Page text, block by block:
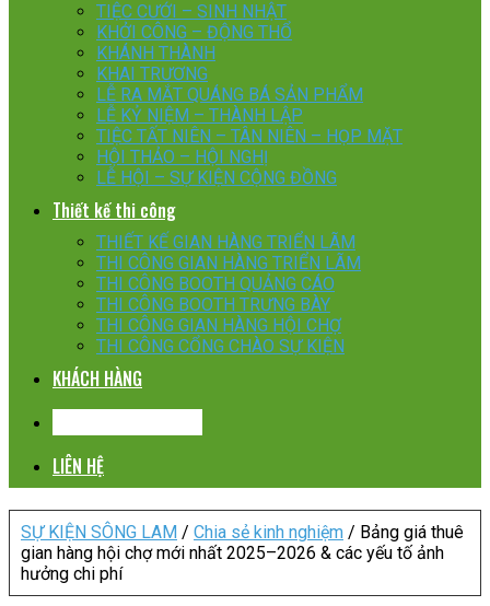
TIỆC CƯỚI – SINH NHẬT
KHỞI CÔNG – ĐỘNG THỔ
KHÁNH THÀNH
KHAI TRƯƠNG
LỄ RA MẮT QUÁNG BÁ SẢN PHẨM
LỄ KỶ NIỆM – THÀNH LẬP
TIỆC TẤT NIÊN – TÂN NIÊN – HỌP MẶT
HỘI THẢO – HỘI NGHỊ
LỄ HỘI – SỰ KIỆN CỘNG ĐỒNG
Thiết kế thi công
THIẾT KẾ GIAN HÀNG TRIỂN LÃM
THI CÔNG GIAN HÀNG TRIỂN LÃM
THI CÔNG BOOTH QUẢNG CÁO
THI CÔNG BOOTH TRƯNG BÀY
THI CÔNG GIAN HÀNG HỘI CHỢ
THI CÔNG CỔNG CHÀO SỰ KIỆN
KHÁCH HÀNG
LIÊN HỆ
SỰ KIỆN SÔNG LAM / Chia sẻ kinh nghiệm / Bảng giá thuê
gian hàng hội chợ mới nhất 2025–2026 & các yếu tố ảnh
hưởng chi phí